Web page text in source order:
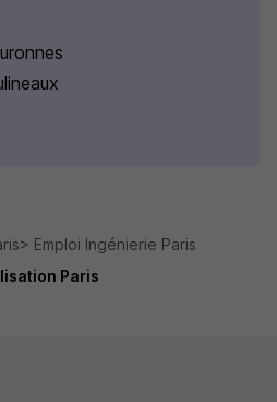
Emploi Ingénierie Paris
Paris